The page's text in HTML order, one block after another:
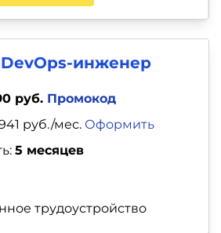
инженер
руб. Промокод
5 месяцев
руб./мес. Оформить
трудоустройство